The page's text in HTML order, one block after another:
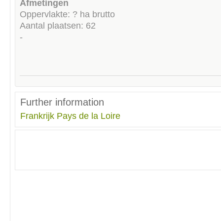
Afmetingen
Oppervlakte: ? ha brutto
Aantal plaatsen: 62
-
Further information
Frankrijk Pays de la Loire